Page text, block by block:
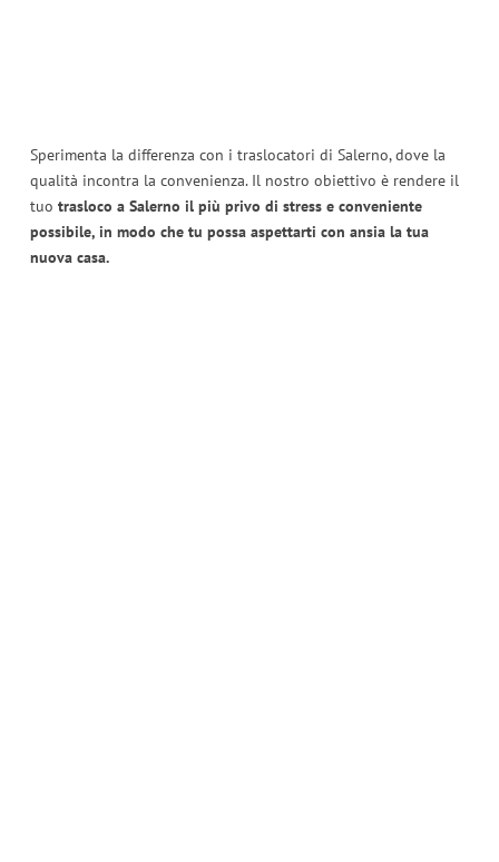
Sperimenta la differenza con i traslocatori di Salerno, dove la
qualità incontra la convenienza. Il nostro obiettivo è rendere il
tuo trasloco a Salerno il più privo di stress e conveniente
possibile, in modo che tu possa aspettarti con ansia la tua
nuova casa.